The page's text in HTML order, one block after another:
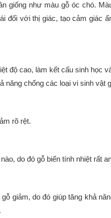
giống như màu gỗ óc chó.
đối với thị giác, tạo cảm giác
độ cao, làm kết cấu sinh học
năng chống các loại vi sinh vật
rõ rệt.
do đó gỗ biến tính nhiệt rất
giảm, do đó giúp tăng khả